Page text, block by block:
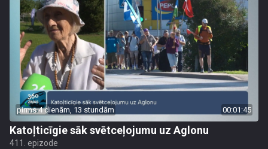
pirms 4 dienām, 13 stundām 00:01:45
Katoļticīgie sāk svētceļojumu uz Aglonu
411. epizode